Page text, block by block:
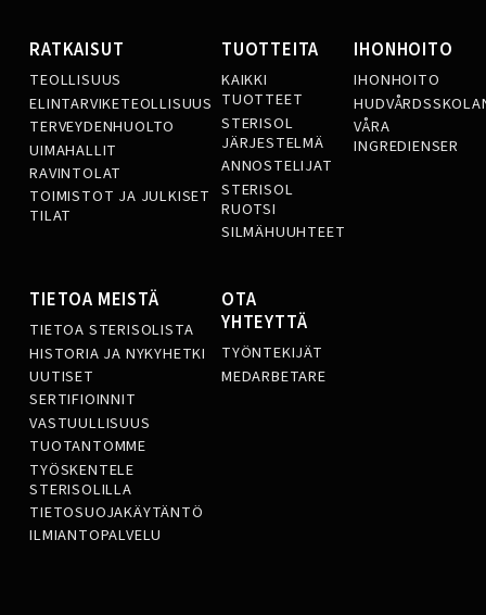
RATKAISUT
TEOLLISUUS
ELINTARVIKETEOLLISUUS
TERVEYDENHUOLTO
UIMAHALLIT
RAVINTOLAT
TOIMISTOT JA JULKISET
TILAT
TUOTTEITA
KAIKKI
TUOTTEET
STERISOL
JÄRJESTELMÄ
ANNOSTELIJAT
STERISOL
RUOTSI
SILMÄHUUHTEET
IHONHOITO
IHONHOITO
VÅRA
INGREDIENSER
TIETOA MEISTÄ
TIETOA STERISOLISTA
HISTORIA JA NYKYHETKI
UUTISET
SERTIFIOINNIT
VASTUULLISUUS
TUOTANTOMME
TYÖSKENTELE
STERISOLILLA
TIETOSUOJAKÄYTÄNTÖ
ILMIANTOPALVELU
OTA
YHTEYTTÄ
TYÖNTEKIJÄT
MEDARBETARE